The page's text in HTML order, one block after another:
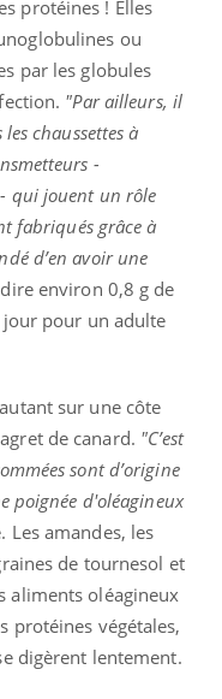
protéines ! Elles
ou
par les globules
"Par ailleurs, il
chaussettes à
-
qui jouent un rôle
fabriqués grâce à
d’en avoir une
dire environ 0,8 g de
pour un adulte
sur une côte
de canard. "C’est
sont d’origine
poignée d'oléagineux
Les amandes, les
de tournesol et
aliments oléagineux
protéines végétales,
digèrent lentement.